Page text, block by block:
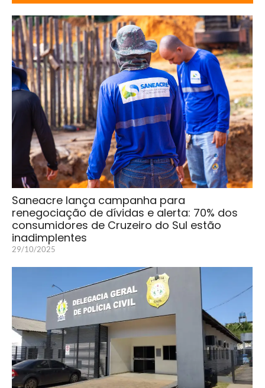
Saneacre lança campanha para
renegociação de dívidas e alerta: 70% dos
consumidores de Cruzeiro do Sul estão
inadimplentes
29/10/2025